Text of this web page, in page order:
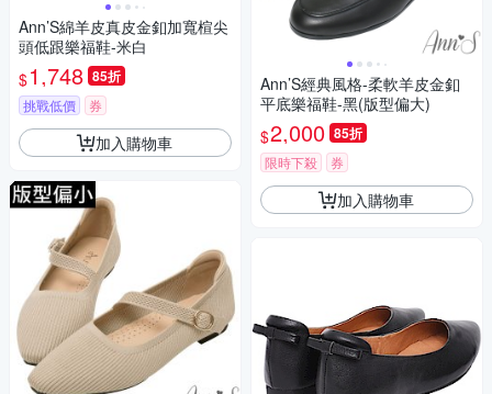
Ann’S綿羊皮真皮金釦加寬楦尖
頭低跟樂福鞋-米白
$1,748 85折
挑戰低價 券
加入購物車
Ann’S經典風格-柔軟羊皮金釦
平底樂福鞋-黑(版型偏大)
$2,000 85折
限時下殺 券
加入購物車